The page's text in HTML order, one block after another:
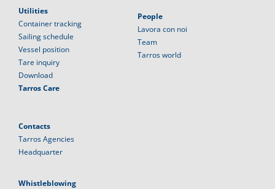
Utilities
Container tracking
Sailing schedule
Vessel position
Tare inquiry
Download
Tarros Care
People
Lavora con noi
Team
Tarros world
Contacts
Tarros Agencies
Headquarter
Whistleblowing